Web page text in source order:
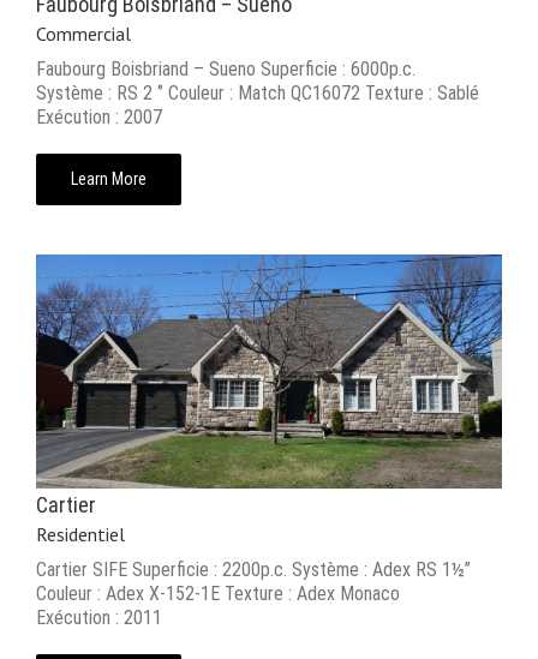
Commercial
Faubourg Boisbriand – Sueno Superficie : 6000p.c.
Système : RS 2 ‘’ Couleur : Match QC16072 Texture : Sablé
Exécution : 2007
Learn More
Cartier
Residentiel
Cartier SIFE Superficie : 2200p.c. Système : Adex RS 1½’’
Couleur : Adex X-152-1E Texture : Adex Monaco
Exécution : 2011